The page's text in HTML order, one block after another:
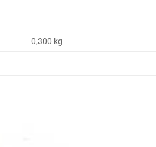
0,300 kg